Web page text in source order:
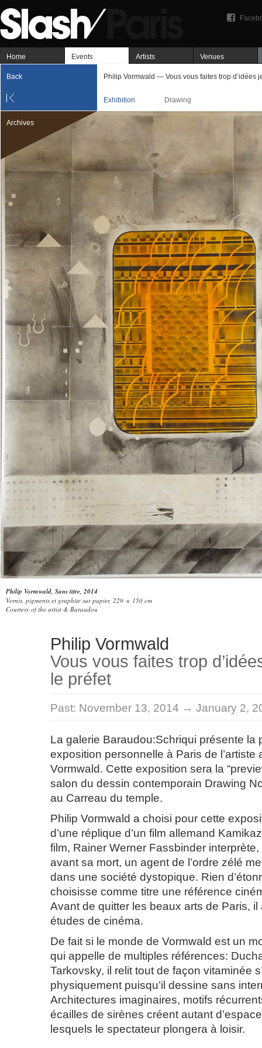
Home Events Artists Venues
Back Philip Vormwald — Vous vous faites trop d’idées
Exhibition Drawing
Archives
Philip Vormwald, Sans titre, 2014
Vernis, pigments et graphite sur papier, 229 × 150 cm
Courtesy of the artist & Baraudou
Philip Vormwald
Vous vous faites trop
le préfet
Past: November 13, 2014 → January 2,
La galerie Baraudou:Schriqui présente la
exposition personnelle à Paris de l’artiste
Vormwald. Cette exposition sera la
salon du dessin contemporain Drawing
au Carreau du temple.
Philip Vormwald a choisi pour cette
d’une réplique d’un film allemand
film, Rainer Werner Fassbinder
avant sa mort, un agent de l’ordre zélé
dans une société dystopique. Rien
choisisse comme titre une référence
Avant de quitter les beaux arts de Paris, il
études de cinéma.
De fait si le monde de Vormwald est un
qui appelle de multiples références:
Tarkovsky, il relit tout de façon vitaminée
physiquement puisqu’il dessine sans
Architectures imaginaires, motifs
écailles de sirènes créent autant
lesquels le spectateur plongera à loisir.